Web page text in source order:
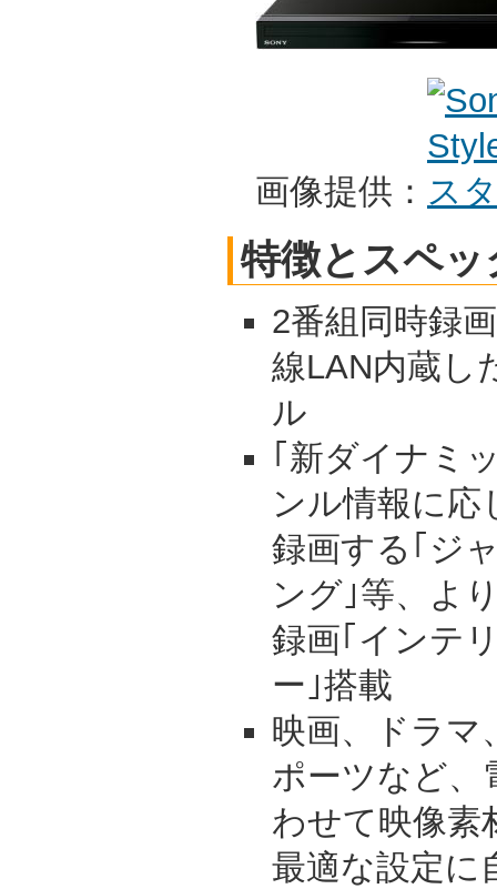
画像提供：
特徴とスペッ
2番組同時録
線LAN内蔵し
ル
｢新ダイナミ
ンル情報に応
録画する｢ジ
ング｣等、よ
録画｢インテ
ー｣搭載
映画、ドラマ
ポーツなど、
わせて映像素
最適な設定に